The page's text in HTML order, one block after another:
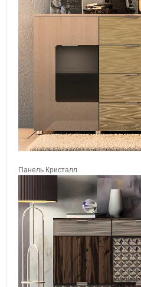
Панель Кристалл